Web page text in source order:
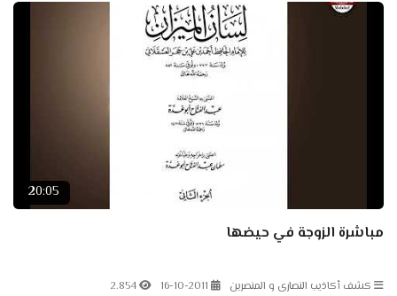
20:05
مباشرة الزوجة في حيضها
كشف أكاذيب النصارى و المنصرين 16-10-2011
2.854